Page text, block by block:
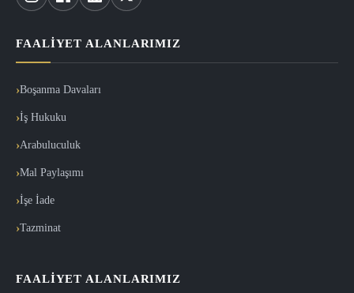
FAALIYET ALANLARIMIZ
Boşanma Davaları
İş Hukuku
Arabuluculuk
Mal Paylaşımı
İşe İade
Tazminat
FAALIYET ALANLARIMIZ